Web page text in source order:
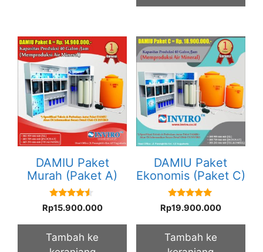
DAMIU Paket
Murah (Paket A)
4.33
out of 5
Rp15.900.000
Tambah ke
DAMIU Paket
Ekonomis (Paket C)
5.00
out of 5
Rp19.900.000
Tambah ke